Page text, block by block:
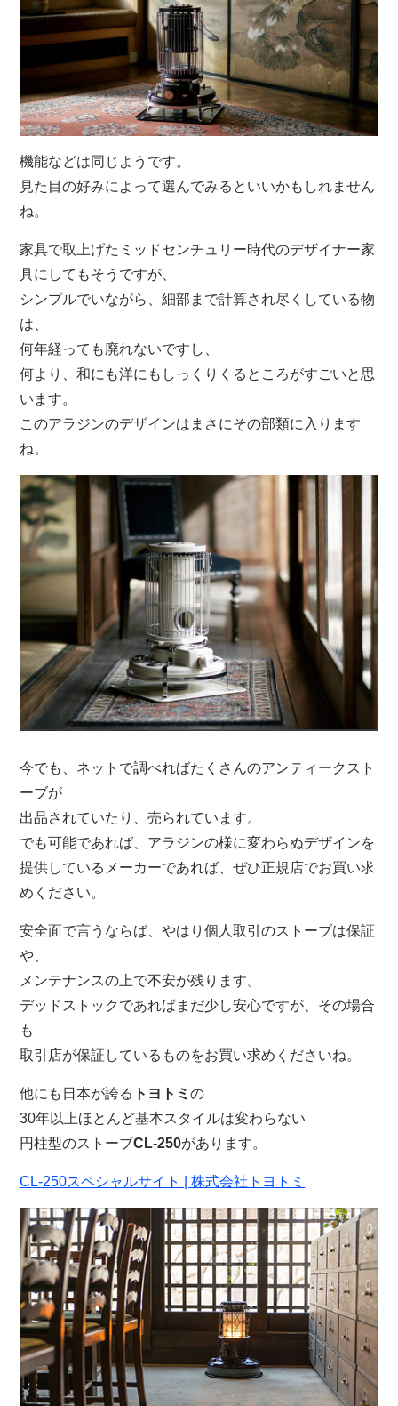
機能などは同じようです。
見た目の好みによって選んでみるといいかもしれません
ね。
家具で取上げたミッドセンチュリー時代のデザイナー家
具にしてもそうですが、
シンプルでいながら、細部まで計算され尽くしている物
は、
何年経っても廃れないですし、
何より、和にも洋にもしっくりくるところがすごいと思
います。
このアラジンのデザインはまさにその部類に入ります
ね。
今でも、ネットで調べればたくさんのアンティークスト
ーブが
出品されていたり、売られています。
でも可能であれば、アラジンの様に変わらぬデザインを
提供しているメーカーであれば、ぜひ正規店でお買い求
めください。
安全面で言うならば、やはり個人取引のストーブは保証
や、
メンテナンスの上で不安が残ります。
デッドストックであればまだ少し安心ですが、その場合
も
取引店が保証しているものをお買い求めくださいね。
他にも日本が誇る トヨトミの
30年以上ほとんど基本スタイルは変わらない
円柱型のストーブCL-250があります。
CL-250スペシャルサイト | 株式会社トヨトミ